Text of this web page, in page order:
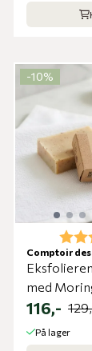
-10%
Comptoir
med
116,-
På lager